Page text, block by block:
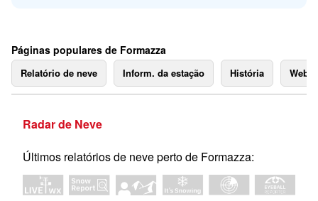
Páginas populares de Formazza
Relatório de neve Inform. da estação História
Radar de Neve
Últimos relatórios de neve perto de Formazza: